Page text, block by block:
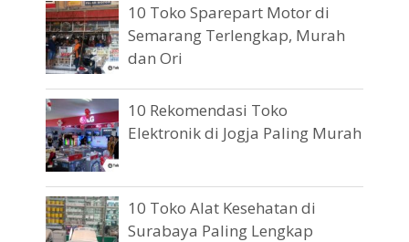
10 Toko Sparepart Motor di
Semarang Terlengkap, Murah
dan Ori
10 Rekomendasi Toko
Elektronik di Jogja Paling Murah
10 Toko Alat Kesehatan di
Surabaya Paling Lengkap